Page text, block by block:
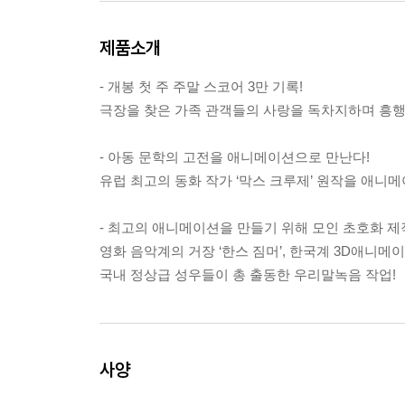
제품소개
- 개봉 첫 주 주말 스코어 3만 기록!
극장을 찾은 가족 관객들의 사랑을 독차지하며 흥
- 아동 문학의 고전을 애니메이션으로 만난다!
유럽 최고의 동화 작가 ‘막스 크루제’ 원작을 애니
- 최고의 애니메이션을 만들기 위해 모인 초호화 제
영화 음악계의 거장 ‘한스 짐머’, 한국계 3D애니메이
국내 정상급 성우들이 총 출동한 우리말녹음 작업!
사양